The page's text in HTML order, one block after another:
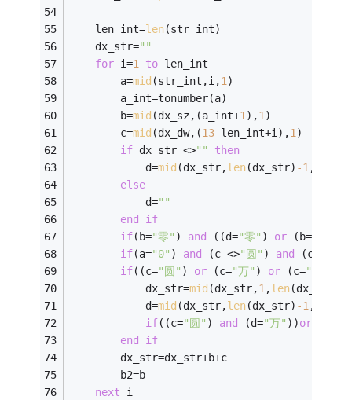
    len_int=
len(str_int)
    dx_str=
""
for i=1 to len_int
        a=
mid (str_int,i,1)
        a_int=tonumber(a)
        b=
mid (dx_sz,(a_int+1),1)
        c=
mid (dx_dw,(13-len_int+i),1)
if dx_str <>""
then
            d=
mid (dx_str,len(dx_str) -1,
else
            d=
""
end
if
if(b="零" ) and ((d="零" ) or (b=b2)
if(a="0" ) and (c <>"圆" ) and (c <>
if((c="圆" ) or (c="万" ) or (c="亿"
            dx_str=
mid (dx_str,1,len(dx_str)
            d=
mid (dx_str,len(dx_str) -1,
if((c="圆" ) and (d="万" ))or
end
if
        dx_str=dx_str+b+c
        b2=b
next i